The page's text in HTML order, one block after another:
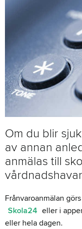
FAVORIT
Om du blir
av annan
anmälas till
Frånvaroanmälan
Skola24 eller i
eller hela dagen.